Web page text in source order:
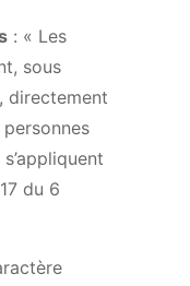
: « Les
sous
directement
du 6